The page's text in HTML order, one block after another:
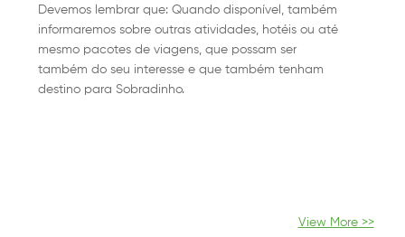
Devemos lembrar que: Quando disponível, também
informaremos sobre outras atividades, hotéis ou até
mesmo pacotes de viagens, que possam ser
também do seu interesse e que também tenham
destino para Sobradinho.
View More >>